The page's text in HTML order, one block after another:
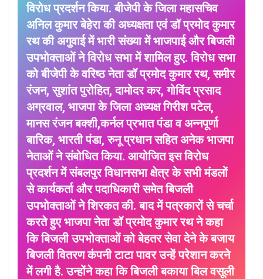
विरोध प्रदर्शन किया. बीजेपी के जिला महासचिव
अनिल कुमार बेहेरा की अध्यक्षता एवं डॉ प्रमोद कुमार
रथ की अगुवाई में भारी संख्या में भाजपाई और बिजली
उपभोक्ताओं ने विरोध सभा में शामिल हुए. विरोध सभा
को बीजेपी के वरिष्ठ नेता डॉ प्रमोद कुमार रथ, समीर
रंजन, सुशांत पुरोहित, दामोदर कर, गोविंद प्रसाद
अग्रवाल, भाजपा के जिला अध्यक्ष गिरीश पटेल,
मानस रंजन बक्शी,कर्नल प्रभात पंडा व अन्नपूर्णा
बारिक, भारती पंडा, रुनू प्रधान सहित अनेक भाजपा
नेताओं ने संबोधित किया. आयोजित इस विरोध
प्रदर्शन में संबलपुर विधानसभा क्षेत्र के सभी मंडलों
से कार्यकर्ता और पदाधिकारी समेत बिजली
उपभोक्ताओं ने शिरकत की. बाद में पत्रकारों से चर्चा
करते हुए भाजपा नेता डॉ प्रमोद कुमार रथ ने कहा
कि बिजली उपभोक्ताओं को बेहतर सेवा देने के बजाय
बिजली वितरण कंपनी टाटा पावर उन्हें परेशान करने
में लगी है. उन्होंने कहा कि बिजली बकाया बिल वसूली